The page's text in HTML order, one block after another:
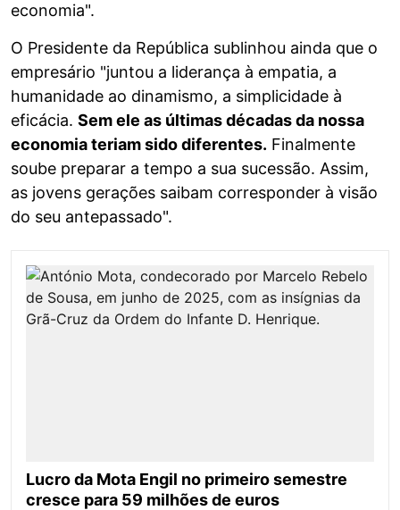
economia".
O Presidente da República sublinhou ainda que o
empresário "juntou a liderança à empatia, a
humanidade ao dinamismo, a simplicidade à
eficácia. Sem ele as últimas décadas da nossa
economia teriam sido diferentes. Finalmente
soube preparar a tempo a sua sucessão. Assim,
as jovens gerações saibam corresponder à visão
do seu antepassado".
Lucro da Mota Engil no primeiro semestre
cresce para 59 milhões de euros